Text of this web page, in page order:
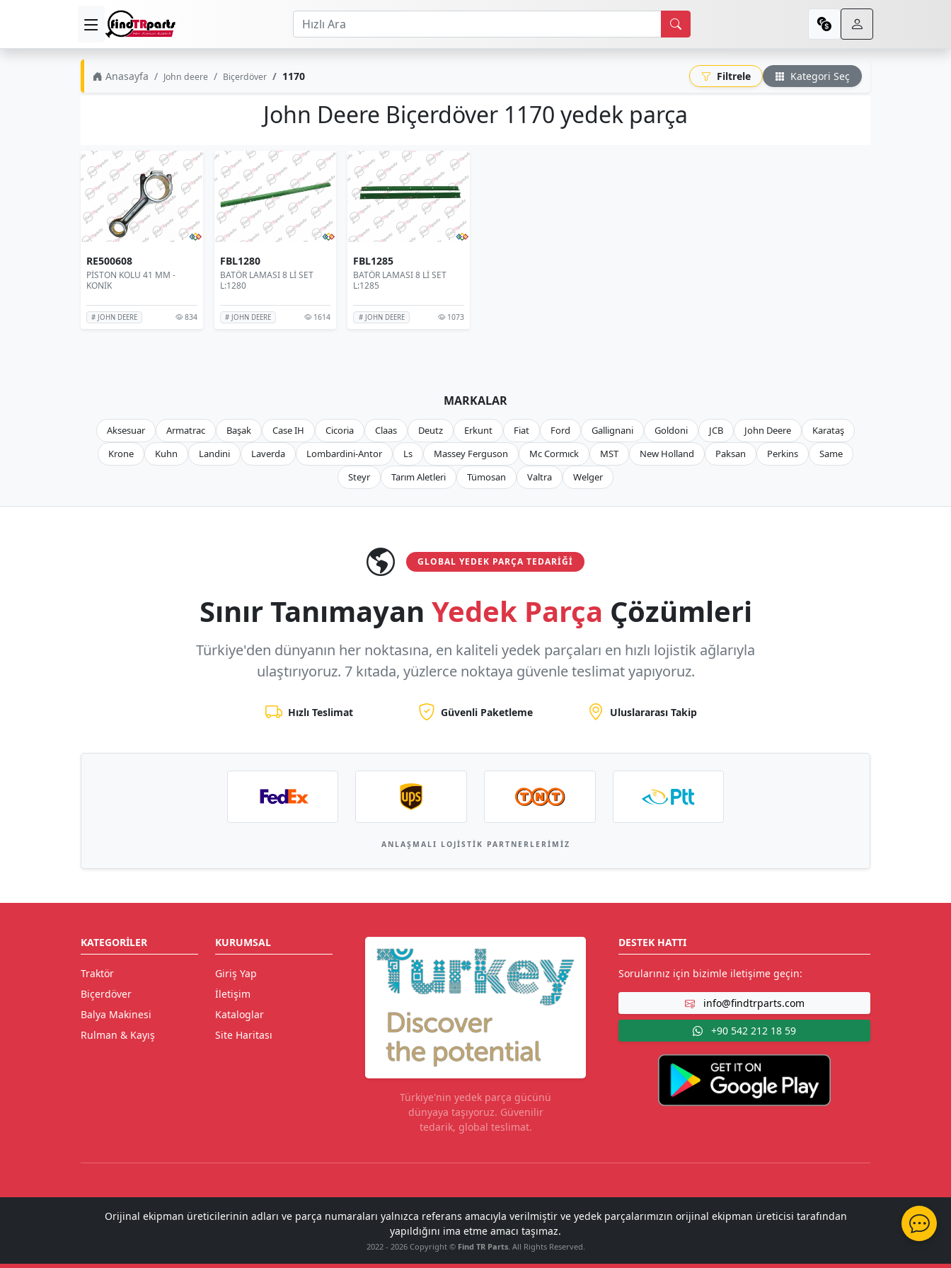
Anasayfa John deere Biçerdöver 1170 Filtrele Kategori Seç
John Deere Biçerdöver 1170 yedek parça
RE500608
PİSTON KOLU 41 MM -
KONİK
# JOHN DEERE 834
FBL1280
BATÖR LAMASI 8 Lİ SET
L:1280
# JOHN DEERE 1614
FBL1285
BATÖR LAMASI 8 Lİ SET
L:1285
# JOHN DEERE 1073
MARKALAR
Aksesuar Armatrac Başak Case IH Cicoria Claas Deutz Erkunt Fiat Ford Gallignani Goldoni JCB John Deere
Karataş
Krone
Kuhn Landini Laverda Lombardini-Antor Ls Massey Ferguson Mc Cormıck MST New Holland Paksan Perkins
Same
Steyr
Tarım Aletleri Tümosan Valtra Welger
GLOBAL YEDEK PARÇA TEDARIĞI
Sınır Tanımayan Yedek Parça Çözümleri
Türkiye'den dünyanın her noktasına, en kaliteli yedek parçaları en hızlı lojistik ağlarıyla
ulaştırıyoruz. 7 kıtada, yüzlerce noktaya güvenle teslimat yapıyoruz.
Hızlı Teslimat Güvenli Paketleme Uluslararası Takip
ANLAŞMALI LOJISTIK PARTNERLERIMIZ
KATEGORILER
Traktör
Biçerdöver
Balya Makinesi
Rulman & Kayış
KURUMSAL
Giriş Yap
İletişim
Kataloglar
Site Haritası
Türkiye'nin yedek parça gücünü
dünyaya taşıyoruz. Güvenilir
tedarik, global teslimat.
DESTEK HATTI
Sorularınız için bizimle iletişime geçin:
info@findtrparts.com
+90 542 212 18 59
Orijinal ekipman üreticilerinin adları ve parça numaraları yalnızca referans amacıyla verilmiştir ve yedek parçalarımızın orijinal ekipman üreticisi tarafından
yapıldığını ima etme amacı taşımaz.
2022 - 2026 Copyright © Find TR Parts. All Rights Reserved.